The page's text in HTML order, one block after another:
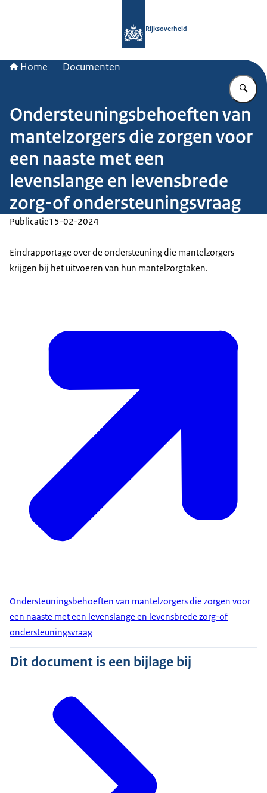
Rijksoverheid
Home Documenten
Ondersteuningsbehoeften van
mantelzorgers die zorgen voor
een naaste met een
levenslange en levensbrede
zorg-of ondersteuningsvraag
Publicatie15-02-2024
Eindrapportage over de ondersteuning die mantelzorgers
krijgen bij het uitvoeren van hun mantelzorgtaken.
Ondersteuningsbehoeften van mantelzorgers die zorgen voor
een naaste met een levenslange en levensbrede zorg-of
ondersteuningsvraag
Dit document is een bijlage bij